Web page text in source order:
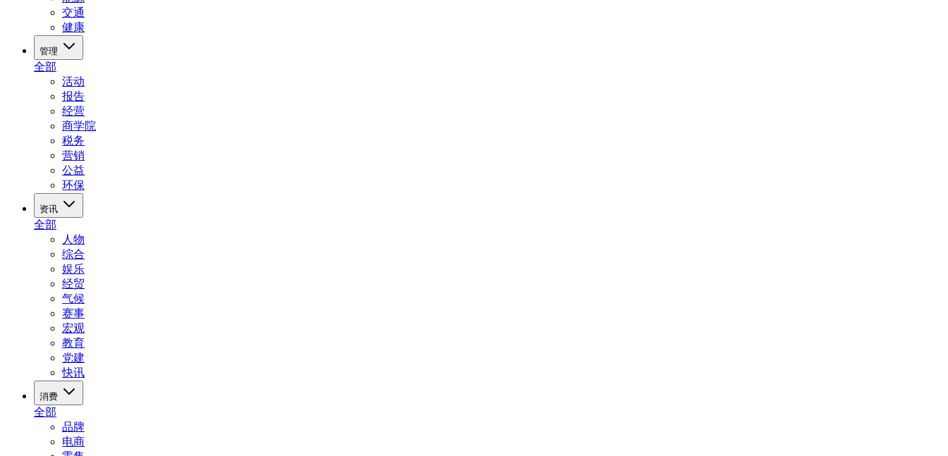
交通
健康
管理
全部
活动
报告
经营
商学院
税务
营销
公益
环保
资讯
全部
人物
综合
娱乐
经贸
气候
赛事
宏观
教育
党建
快讯
消费
全部
品牌
电商